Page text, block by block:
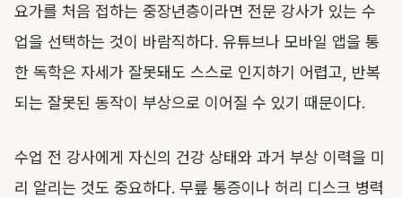
요가를 처음 접하는 중장년층이라면 전문 강사가 있는 수
업을 선택하는 것이 바람직하다. 유튜브나 모바일 앱을 통
한 독학은 자세가 잘못돼도 스스로 인지하기 어렵고, 반복
되는 잘못된 동작이 부상으로 이어질 수 있기 때문이다.
수업 전 강사에게 자신의 건강 상태와 과거 부상 이력을 미
리 알리는 것도 중요하다. 무릎 통증이나 허리 디스크 병력